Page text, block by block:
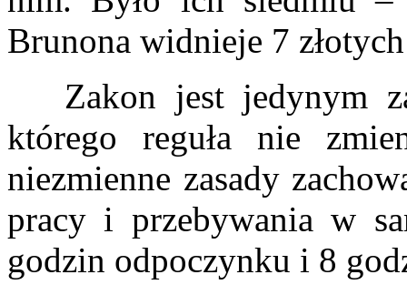
Brunona widnieje 7
Zakon jest jedynym
którego reguła nie
niezmienne zasady
pracy i przebywania w
godzin odpoczynku i 8